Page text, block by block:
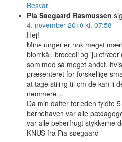
Besvar
Pia Søegaard Rasmussen
4. november 2010 kl. 07:58
Hej!
Mine unger er nok meget
blomkål, broccoli og
som med så meget andet,
præsenteret for forskellige
at tage stiling til om de kan li
nemmere…
Da min datter forleden fyldte
børnehaven var alle
var alle peberfrugt stykkerne
KNUS fra Pia søegaard